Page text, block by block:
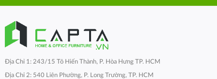
Địa Chỉ 1: 243/15 Tô Hiến Thành, P. Hòa Hưng TP. HCM
Địa Chỉ 2: 540 Liên Phường, P. Long Trường, TP. HCM